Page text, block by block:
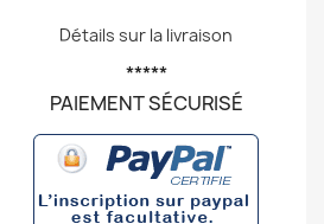
Détails sur la livraison
*****
PAIEMENT SÉCURISÉ